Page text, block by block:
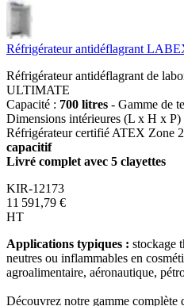
Réfrigérateur antidéflagrant
Réfrigérateur antidéflagrant de
ULTIMATE
Capacité : 700 litres - Gamme de
Dimensions intérieures (L x H x P)
Réfrigérateur certifié ATEX Zone
capacitif
Livré complet avec 5 clayettes
KIR-12173
11 591,79 €
HT
Applications typiques : stockage
neutres ou inflammables en
agroalimentaire, aéronautique,
Découvrez notre gamme complète